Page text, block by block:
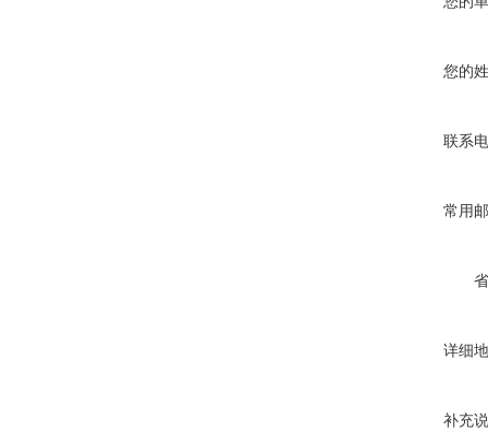
您的
联系
常用
详细
补充